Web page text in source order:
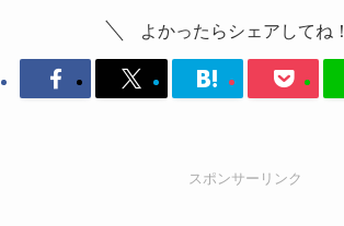
よかったらシェアしてね！
スポンサーリンク